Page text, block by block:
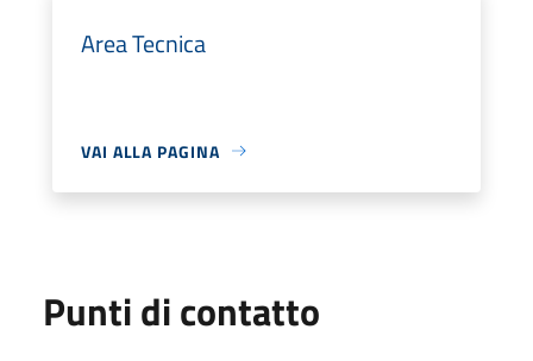
Area Tecnica
VAI ALLA PAGINA
Punti di contatto